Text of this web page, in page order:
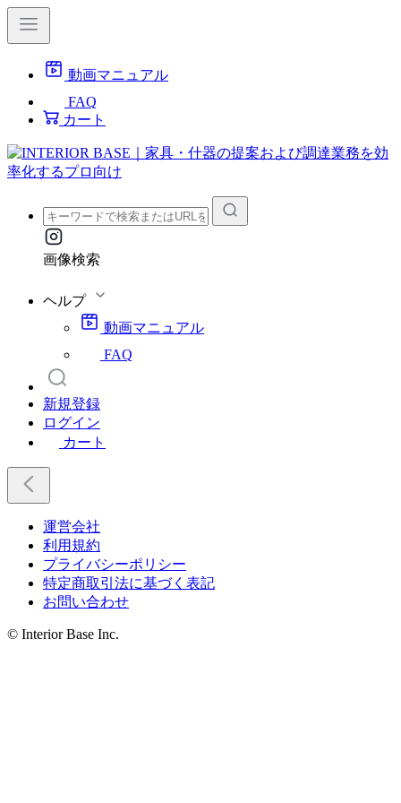
動画マニュアル
FAQ
カート
画像検索
ヘルプ
動画マニュアル
FAQ
新規登録
ログイン
カート
運営会社
利用規約
プライバシーポリシー
特定商取引法に基づく表記
お問い合わせ
© Interior Base Inc.